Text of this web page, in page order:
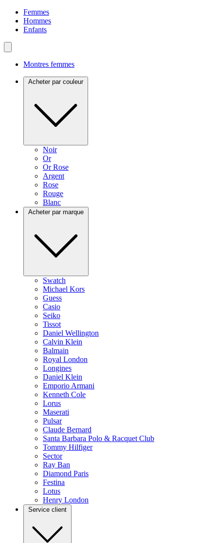
Femmes
Hommes
Enfants
Montres femmes
Acheter par couleur
Noir
Or
Or Rose
Argent
Rose
Rouge
Blanc
Acheter par marque
Swatch
Michael Kors
Guess
Casio
Seiko
Tissot
Daniel Wellington
Calvin Klein
Balmain
Royal London
Longines
Daniel Klein
Emporio Armani
Kenneth Cole
Lorus
Maserati
Pulsar
Claude Bernard
Santa Barbara Polo & Racquet Club
Tommy Hilfiger
Sector
Ray Ban
Diamond Paris
Festina
Lotus
Henry London
Service client